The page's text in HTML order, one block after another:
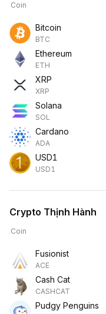
Coin
Bitcoin
BTC
Ethereum
ETH
XRP
XRP
Solana
SOL
Cardano
ADA
USD1
USD1
Crypto Thịnh Hành
Coin
Fusionist
ACE
Cash Cat
CASHCAT
Pudgy Penguins